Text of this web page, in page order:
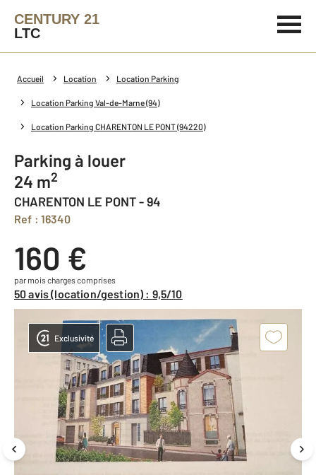
CENTURY 21
LTC
Accueil Location Location Parking
Location Parking Val-de-Marne (94)
Location Parking CHARENTON LE PONT (94220)
Parking à louer
24 m2
CHARENTON LE PONT - 94
Ref : 16340
160 €
par mois charges comprises
50 avis (location/gestion) : 9,5/10
Exclusivité